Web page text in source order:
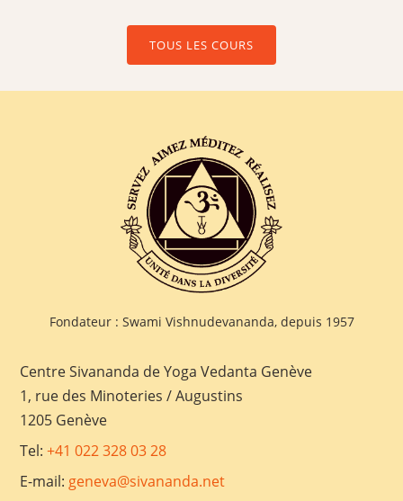
TOUS LES COURS
Fondateur : Swami Vishnudevananda, depuis 1957
Centre Sivananda de Yoga Vedanta Genève
1, rue des Minoteries / Augustins
1205 Genève
Tel:+41 022 328 03 28
E-mail: geneva@sivananda.net